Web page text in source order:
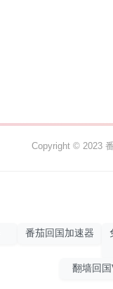
Copyright © 2023
番茄回国加速器
翻墙回国